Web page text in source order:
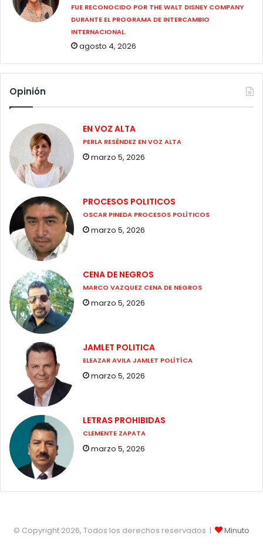
FUE RECONOCIDO POR THE WALT DISNEY COMPANY
DURANTE EL PROGRAMA DE INTERCAMBIO
INTERNACIONAL.
agosto 4, 2026
Opinión
EN VOZ ALTA
PERLA RESÉNDEZ EN VOZ ALTA
marzo 5, 2026
PROCESOS POLITICOS
OSCAR PINEDA PROCESOS POLÍTICOS
marzo 5, 2026
CENA DE NEGROS
MARCO VAZQUEZ CENA DE NEGROS
marzo 5, 2026
JAMLET POLITICA
ELEAZAR AVILA JAMLET POLÍTÍCA
marzo 5, 2026
LETRAS PROHIBIDAS
CLEMENTE ZAPATA
marzo 5, 2026
© Copyright 2026, Todos los derechos reservados |
Minuto